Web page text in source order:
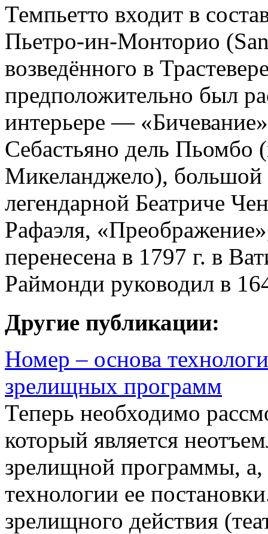
Темпьетто входит в
Пьетро-ин-Монторио
возведённого в
предположительно был
интерьере —
Себастьяно дель Пьомбо
Микеланджело), большой
легендарной Беатриче
Рафаэля,
перенесена в 1797 г. в
Раймонди руководил в
Другие публикации:
Номер – основа
зрелищных программ
Теперь необходимо
который является
зрелищной программы, а,
технологии ее
зрелищного действия